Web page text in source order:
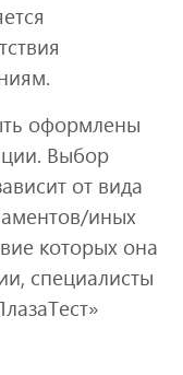
оформлены
Выбор
от вида
иных
которых она
специалисты